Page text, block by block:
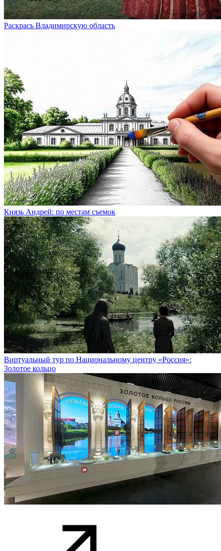
Раскрась Владимирскую область
Князь Андрей: по местам съемок
Виртуальный тур по Национальному центру «Россия»:
Золотое кольцо